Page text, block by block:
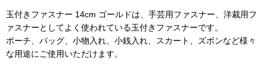
玉付きファスナー 14cm ゴールドは、手芸用ファスナー、洋裁用フ
ァスナーとしてよく使われている玉付きファスナーです。
ポーチ、バッグ、小物入れ、小銭入れ、スカート、ズボンなど様々
な用途にご使用いただけます。